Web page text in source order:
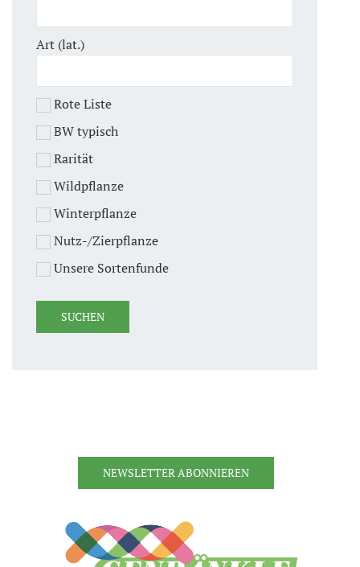
Art (lat.)
Rote Liste
BW typisch
Rarität
Wildpflanze
Winterpflanze
Nutz-/Zierpflanze
Unsere Sortenfunde
NEWSLETTER ABONNIEREN